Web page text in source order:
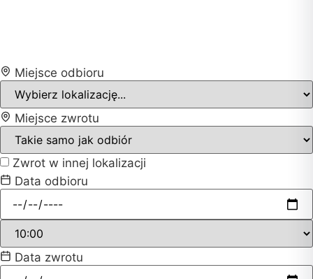
Miejsce odbioru
Miejsce zwrotu
Zwrot w innej lokalizacji
Data odbioru
Data zwrotu